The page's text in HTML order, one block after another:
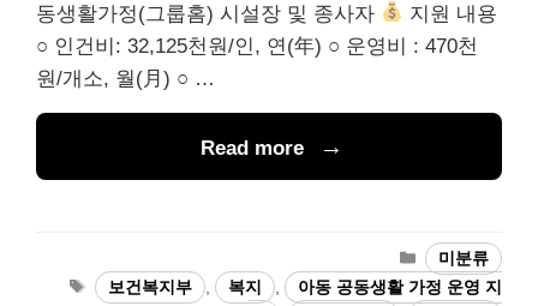
동생활가정(그룹홈) 시설장 및 종사자
지원 내용
○ 인건비: 32,125천원/인, 연(年) ○ 운영비 : 470천
원/개소, 월(月) ○ …
Read more
카
테
고
미분류
태 보건복지부 복지
아동 공동생활 가정 운영 지